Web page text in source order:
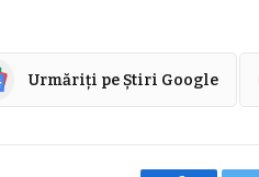
Urmăriți pe Știri Google